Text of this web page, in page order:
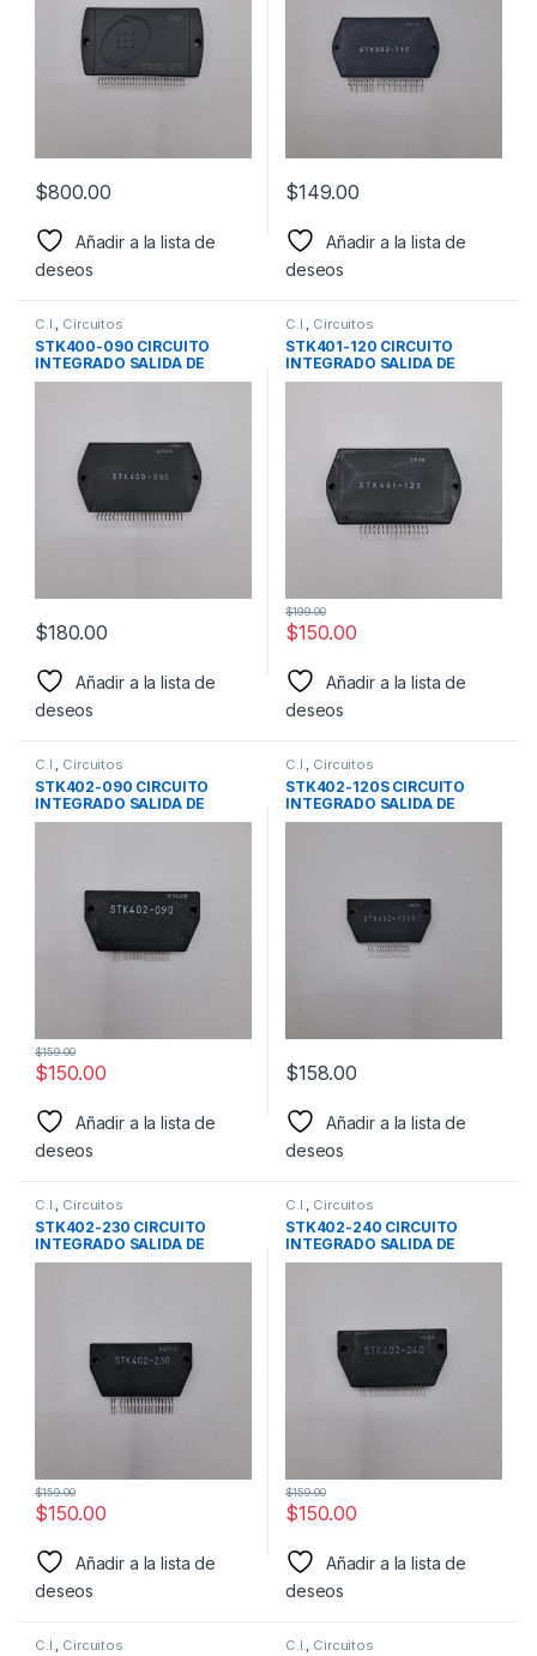
$800.00
Añadir a la lista de
deseos
$149.00
Añadir a la lista de
deseos
C.I., Circuitos
STK400-090 CIRCUITO
INTEGRADO SALIDA DE
AUDIO 50w+50w+50w
$180.00
Añadir a la lista de
deseos
C.I., Circuitos
STK401-120 CIRCUITO
INTEGRADO SALIDA DE
AUDIO MARCA SANYO
$150.00
$199.00
Añadir a la lista de
deseos
C.I., Circuitos
STK402-090 CIRCUITO
INTEGRADO SALIDA DE
AUDIO STK402-090S
$150.00
$159.00
Añadir a la lista de
deseos
C.I., Circuitos
STK402-120S CIRCUITO
INTEGRADO SALIDA DE
AUDIO MARCA SANYO
$158.00
Añadir a la lista de
deseos
C.I., Circuitos
STK402-230 CIRCUITO
INTEGRADO SALIDA DE
AUDIO 40W+40W+40W
$150.00
$159.00
Añadir a la lista de
deseos
C.I., Circuitos
STK402-240 CIRCUITO
INTEGRADO SALIDA DE
AUDIO TRES CANALES
$150.00
$159.00
Añadir a la lista de
deseos
C.I. Circuitos C.I. Circuitos